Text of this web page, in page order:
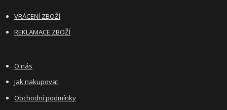
VRÁCENÍ ZBOŽÍ
REKLAMACE ZBOŽÍ
O nás
Jak nakupovat
Obchodní podmínky